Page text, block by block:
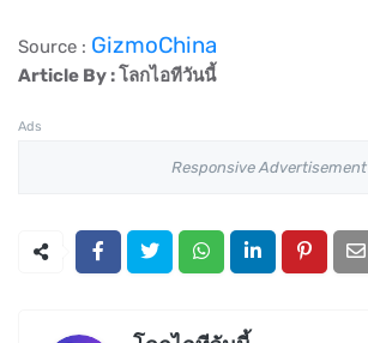
Source : GizmoChina
Article By : โลกไอทีวันนี้
Ads
Responsive Advertisement